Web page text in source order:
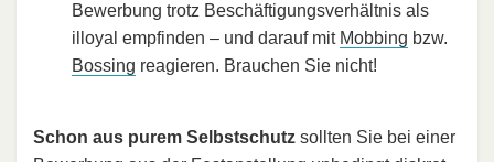
Bewerbung trotz Beschäftigungsverhältnis als
illoyal empfinden – und darauf mit Mobbing bzw.
Bossing reagieren. Brauchen Sie nicht!
Schon aus purem Selbstschutz sollten Sie bei einer